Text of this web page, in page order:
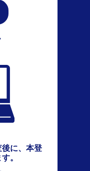
に、本登
。